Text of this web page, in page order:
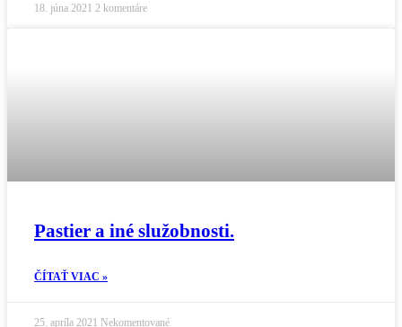
18. júna 2021 2 komentáre
Pastier a iné služobnosti.
ČÍTAŤ VIAC »
25. apríla 2021 Nekomentované